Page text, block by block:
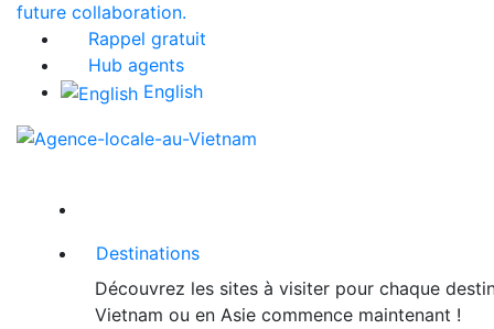
future collaboration.
Rappel gratuit
Hub agents
English
Destinations
Découvrez les sites à visiter pour chaque
Vietnam ou en Asie commence maintenant !